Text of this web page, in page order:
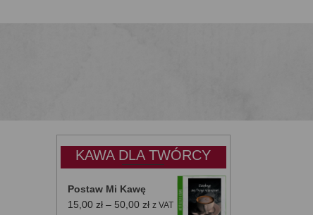
KAWA DLA TWÓRCY
Postaw Mi Kawę
15,00 zł – 50,00 złZakres
z VAT